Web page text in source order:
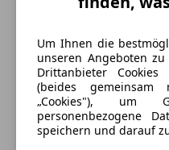
Energieverbrauch
Kraftstoff
Um Ihnen die
unseren Angeboten
Drittanbieter
(beides gemeinsam
„Cookies"), um
personenbezogene
speichern und darauf